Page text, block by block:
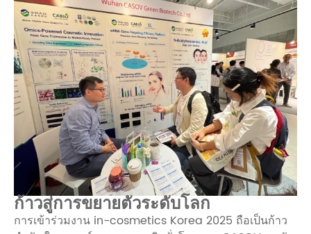
ก้าวสู่การขยายตัวระดับโลก
การเข้าร่วมงาน in-cosmetics Korea 2025 ถือเป็นก้าว